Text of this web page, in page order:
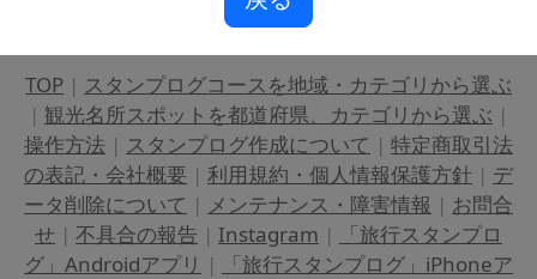
TOP | スタンプログコースを地域・カテゴリから選ぶ
| 観光名所スポットを都道府県、カテゴリから選ぶ |
操作方法 | スタンプログ作成について | 特定商取引法
の表記・会社概要 | 利用規約・個人情報保護方針 | デ
ータ削除について | メンテナンス・障害情報 | お問合
せ | 不具合の報告 | Instagram |
「旅行スタンプロ
グ」Androidアプリ |
「旅行スタンプログ」iPhoneア